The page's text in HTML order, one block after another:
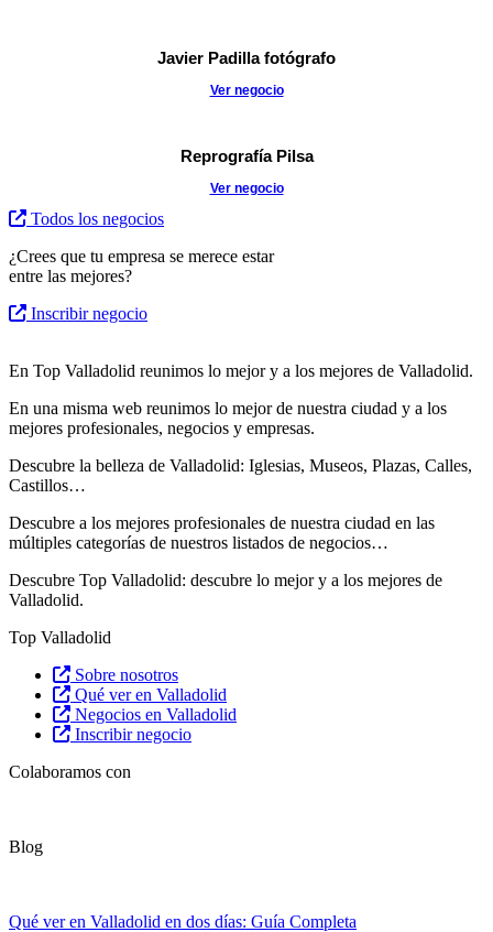
Javier Padilla fotógrafo
Ver negocio
Reprografía Pilsa
Ver negocio
Todos los negocios
¿Crees que tu empresa se merece estar
entre las mejores?
Inscribir negocio
En Top Valladolid reunimos lo mejor y a los mejores de Valladolid.
En una misma web reunimos lo mejor de nuestra ciudad y a los
mejores profesionales, negocios y empresas.
Descubre la belleza de Valladolid: Iglesias, Museos, Plazas, Calles,
Castillos…
Descubre a los mejores profesionales de nuestra ciudad en las
múltiples categorías de nuestros listados de negocios…
Descubre Top Valladolid: descubre lo mejor y a los mejores de
Valladolid.
Top Valladolid
Sobre nosotros
Qué ver en Valladolid
Negocios en Valladolid
Inscribir negocio
Colaboramos con
Blog
Qué ver en Valladolid en dos días: Guía Completa